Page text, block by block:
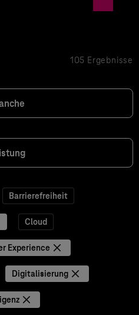
105 Ergebnisse
Barrierefreiheit
Cloud
Experience
Digitalisierung